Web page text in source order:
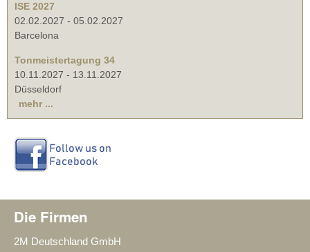
ISE 2027
02.02.2027 - 05.02.2027
Barcelona
Tonmeistertagung 34
10.11.2027 - 13.11.2027
Düsseldorf
mehr ...
Die Firmen
2M Deutschland GmbH